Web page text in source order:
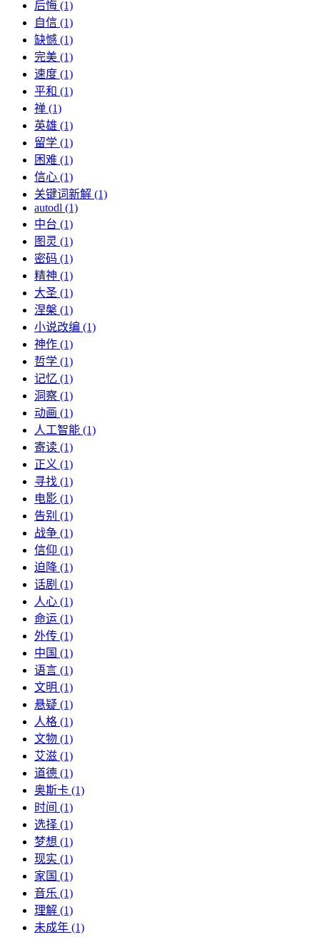
后悔 (1)
自信 (1)
缺憾 (1)
完美 (1)
速度 (1)
平和 (1)
禅 (1)
英雄 (1)
留学 (1)
困难 (1)
信心 (1)
关键词新解 (1)
autodl (1)
中台 (1)
图灵 (1)
密码 (1)
精神 (1)
大圣 (1)
涅槃 (1)
小说改编 (1)
神作 (1)
哲学 (1)
记忆 (1)
洞察 (1)
动画 (1)
人工智能 (1)
寄读 (1)
正义 (1)
寻找 (1)
电影 (1)
告别 (1)
战争 (1)
信仰 (1)
迫降 (1)
话剧 (1)
人心 (1)
命运 (1)
外传 (1)
中国 (1)
语言 (1)
文明 (1)
悬疑 (1)
人格 (1)
文物 (1)
艾滋 (1)
道德 (1)
奥斯卡 (1)
时间 (1)
选择 (1)
梦想 (1)
现实 (1)
家国 (1)
音乐 (1)
理解 (1)
未成年 (1)